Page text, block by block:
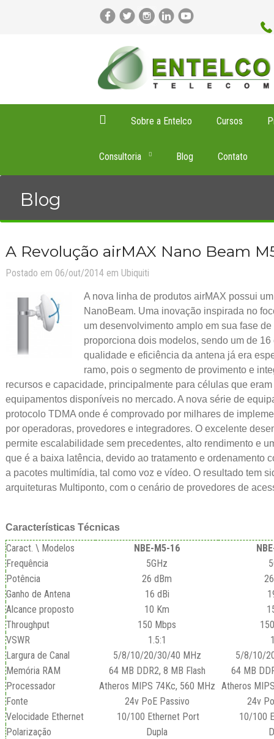
Sobre a Entelco Cursos
Consultoria Blog Contato
Blog
A Revolução airMAX Nano Beam
Postado em 06/out/2014 em Ubiquiti
A nova linha de produtos airMAX possui
NanoBeam. Uma inovação inspirada no
um desenvolvimento amplo em sua fase
proporciona dois modelos, sendo um de
qualidade e eficiência da antena já era
ramo, pois o segmento de provimento e
recursos e capacidade, principalmente para células que
equipamentos disponíveis no mercado. A nova série de
protocolo TDMA onde é comprovado por milhares de
por operadoras, provedores e integradores. O excelente
permite escalabilidade sem precedentes, alto rendimento e
que é a baixa latência, devido ao tratamento e ordenamento
a pacotes multimídia, tal como voz e vídeo. O resultado tem
arquiteturas Multiponto, com o cenário de provedores de
Características Técnicas
Caract. \ Modelos NBE-M5-16
Frequência
5GHz
Potência
26 dBm
Ganho de Antena
16 dBi
Alcance proposto
10 Km
Throughput
150 Mbps
VSWR
1.5:1
Largura de Canal
5/8/10/20/30/40 MHz
5/8/10/
Memória RAM
64 MB DDR2, 8 MB Flash
64 MB
Processador
Atheros MIPS 74Kc, 560 MHz Atheros
Fonte
24v PoE Passivo
24v
Velocidade Ethernet
10/100 Ethernet Port
10/100
Polarização
Dupla